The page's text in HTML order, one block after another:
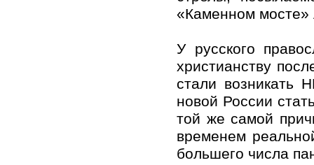
«Каменном мосте»
У русского
христианству
стали
новой России
той же самой
временем
большего числа